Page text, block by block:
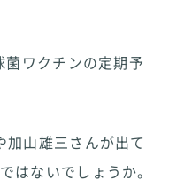
ワクチンの定期予
加山雄三さんが出て
はないでしょうか。